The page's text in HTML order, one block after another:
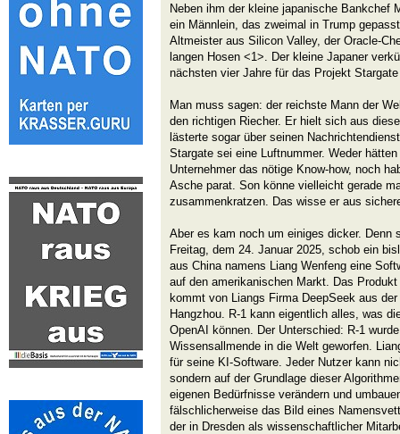
Neben ihm der kleine japanische Bankchef
ein Männlein, das zweimal in Trump
Altmeister aus Silicon Valley, der Oracle-
langen Hosen <1>. Der kleine Japaner
nächsten vier Jahre für das Projekt
Man muss sagen: der reichste Mann der
den richtigen Riecher. Er hielt sich aus
lästerte sogar über seinen
Stargate sei eine Luftnummer. Weder
Unternehmer das nötige Know-how, noch
Asche parat. Son könne vielleicht gerade
zusammenkratzen. Das wisse er aus
Aber es kam noch um einiges dicker. Denn
Freitag, dem 24. Januar 2025, schob ein
aus China namens Liang Wenfeng eine
auf den amerikanischen Markt. Das
kommt von Liangs Firma DeepSeek aus
Hangzhou. R-1 kann eigentlich alles, was
OpenAI können. Der Unterschied: R-1
Wissensallmende in die Welt geworfen.
für seine KI-Software. Jeder Nutzer kann
sondern auf der Grundlage dieser
eigenen Bedürfnisse verändern und
fälschlicherweise das Bild eines
der in Dresden als wissenschaftlicher